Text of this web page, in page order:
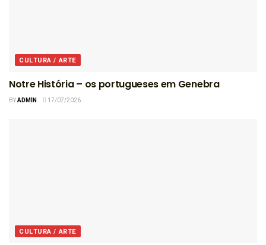
CULTURA / ARTE
Notre História – os portugueses em Genebra
BYADMIN 17/07/2026
CULTURA / ARTE